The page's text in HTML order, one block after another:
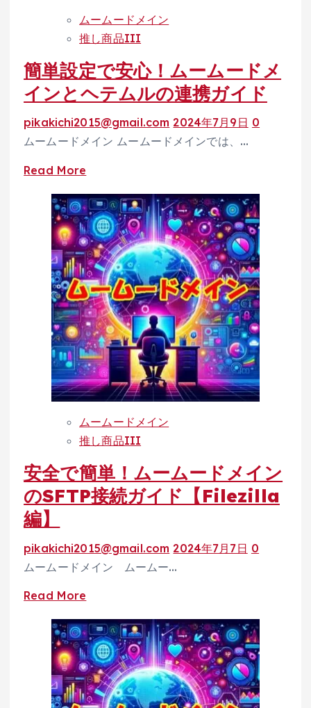
に
ド
メ
イ
ン
情
報
変
更
し
よ
う！
ムームードメイン
推し商品III
簡単設定で安心！ムームードメ
インとヘテムルの連携ガイド
pikakichi2015@gmail.com 2024年7月9日 0
ムームードメイン ムームードメインでは、…
Read More
about
簡
単
設
定
で
安
心！
ム
ー
ム
ド
メ
イ
ン
と
テ
ム
の
連
携
ガ
イ
ド
ムームードメイン
推し商品III
安全で簡単！ムームードメイン
のSFTP接続ガイド【Filezilla
編】
pikakichi2015@gmail.com 2024年7月7日 0
ムームードメイン ムームー…
Read More
about
安
全
で